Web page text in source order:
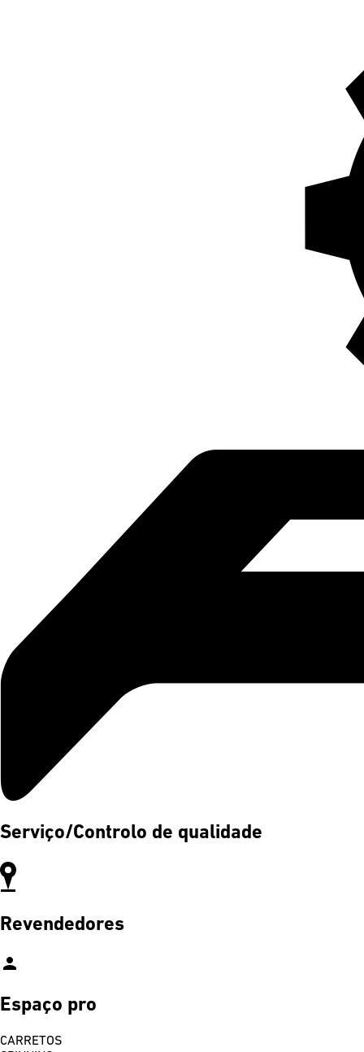
Serviço/Controlo de qualidade
Revendedores
person
Espaço pro
CARRETOS